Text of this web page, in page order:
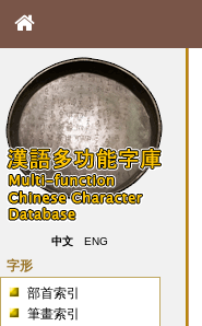
中文 ENG
字形
部首索引
筆畫索引